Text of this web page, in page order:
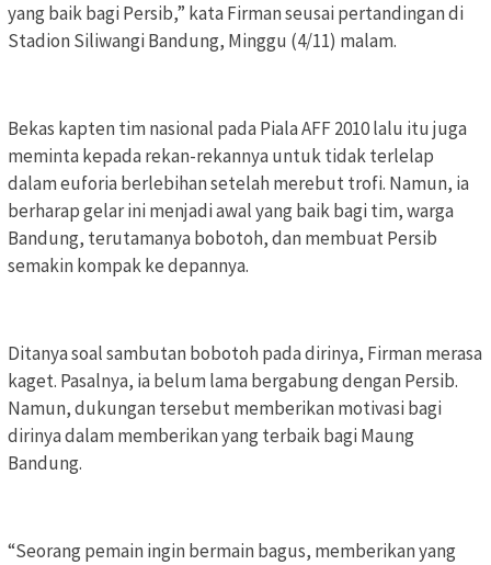
yang baik bagi Persib,” kata Firman seusai pertandingan di
Stadion Siliwangi Bandung, Minggu (4/11) malam.
Bekas kapten tim nasional pada Piala AFF 2010 lalu itu juga
meminta kepada rekan-rekannya untuk tidak terlelap
dalam euforia berlebihan setelah merebut trofi. Namun, ia
berharap gelar ini menjadi awal yang baik bagi tim, warga
Bandung, terutamanya bobotoh, dan membuat Persib
semakin kompak ke depannya.
Ditanya soal sambutan bobotoh pada dirinya, Firman merasa
kaget. Pasalnya, ia belum lama bergabung dengan Persib.
Namun, dukungan tersebut memberikan motivasi bagi
dirinya dalam memberikan yang terbaik bagi Maung
Bandung.
“Seorang pemain ingin bermain bagus, memberikan yang